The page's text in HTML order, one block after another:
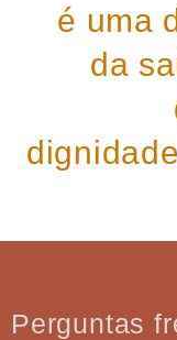
é uma
da
Perguntas